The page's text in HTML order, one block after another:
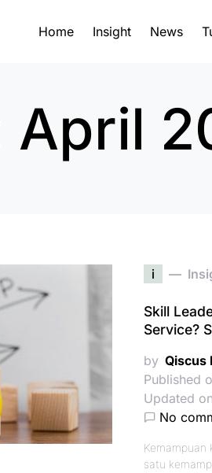
Home Insight News
April
i
Skill
Service?
by Qiscus
Published
Updated
No
Kemampuan
satu